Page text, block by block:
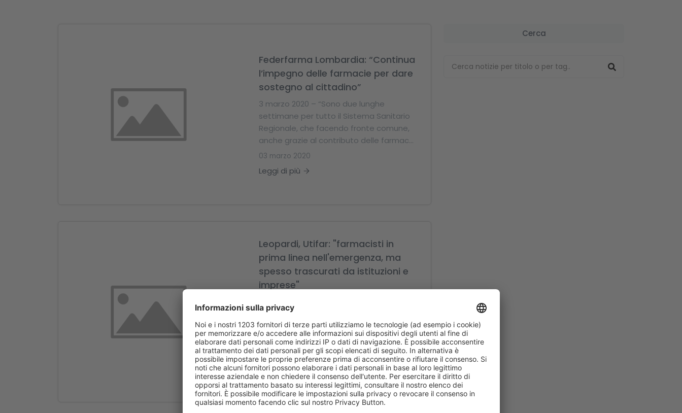
Federfarma Lombardia: “Continua
l’impegno delle farmacie per dare
sostegno al cittadino”
3 marzo 2020 – “Sono due lunghe
settimane per tutto il Sistema Sanitario
Regionale, che facendo fronte comune,
anche grazie al contributo delle farmac...
03 marzo 2020
Leggi di più
Leopardi, Utifar: "farmacisti in
prima linea nell'emergenza, ma
spesso trascurati da istituzioni e
imprese"
sanitaria nazionale, l'Unione tecnica
italiana farmacisti (Utifar) esprime la
massima gratitudine e ammirazione per
le...
27 febbraio 2020
Leggi di più
Cerca